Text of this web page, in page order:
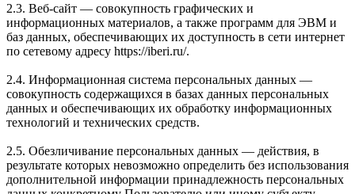
2.3. Веб-сайт — совокупность графических и
информационных материалов, а также программ для ЭВМ и
баз данных, обеспечивающих их доступность в сети интернет
по сетевому адресу https://iberi.ru/.
2.4. Информационная система персональных данных —
совокупность содержащихся в базах данных персональных
данных и обеспечивающих их обработку информационных
технологий и технических средств.
2.5. Обезличивание персональных данных — действия, в
результате которых невозможно определить без использования
дополнительной информации принадлежность персональных